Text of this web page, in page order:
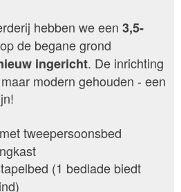
hebben we een 3,5-
op de begane grond
ingericht. De inrichting
modern gehouden - een
met tweepersoonsbed
(1 bedlade biedt